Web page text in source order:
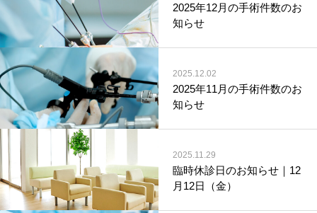
2025年12月の手術件数のお
知らせ
2025.12.02
2025年11月の手術件数のお
知らせ
2025.11.29
臨時休診日のお知らせ｜12
月12日（金）